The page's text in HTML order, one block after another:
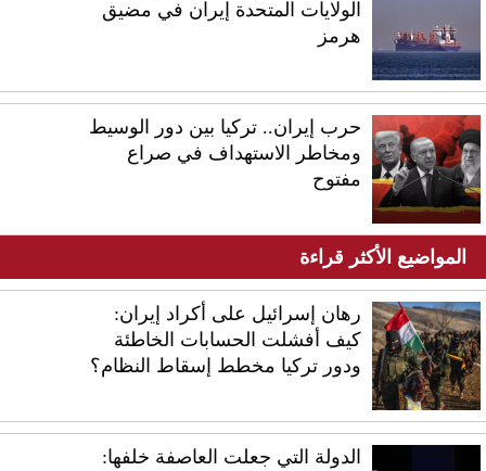
الولايات المتحدة إيران في مضيق
هرمز
حرب إيران.. تركيا بين دور الوسيط
ومخاطر الاستهداف في صراع
مفتوح
المواضيع الأكثر قراءة
رهان إسرائيل على أكراد إيران:
كيف أفشلت الحسابات الخاطئة
ودور تركيا مخطط إسقاط النظام؟
الدولة التي جعلت العاصفة خلفها: